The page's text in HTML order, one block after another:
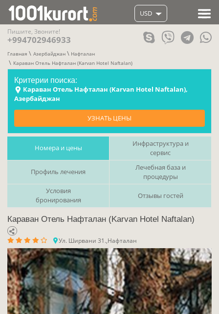
USD
Пишите, Звоните!
+994702946933
Главная Азербайджан
Нафталан
Караван Отель Нафталан (Karvan Hotel Naftalan)
Критерии поиска:
Караван Отель Нафталан (Karvan Hotel Naftalan),
Азербайджан
УЗНАТЬ ЦЕНЫ
Номера и цены
Инфраструктура и
сервис
Профиль лечения
Лечебная база и
процедуры
Условия
бронирования
Отзывы гостей
Караван Отель Нафталан (Karvan Hotel Naftalan)
Ул. Ширвани 31.,Нафталан